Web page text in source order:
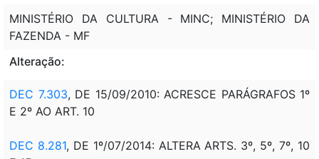
MINISTÉRIO DA CULTURA - MINC; MINISTÉRIO DA
FAZENDA - MF
Alteração:
DEC 7.303, DE 15/09/2010: ACRESCE PARÁGRAFOS 1º
E 2º AO ART. 10
DEC 8.281, DE 1º/07/2014: ALTERA ARTS. 3º, 5º, 7º, 10